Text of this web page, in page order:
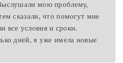
мою проблему,
сказали, что помогут мне
все условия и сроки.
дней, я уже имела новые